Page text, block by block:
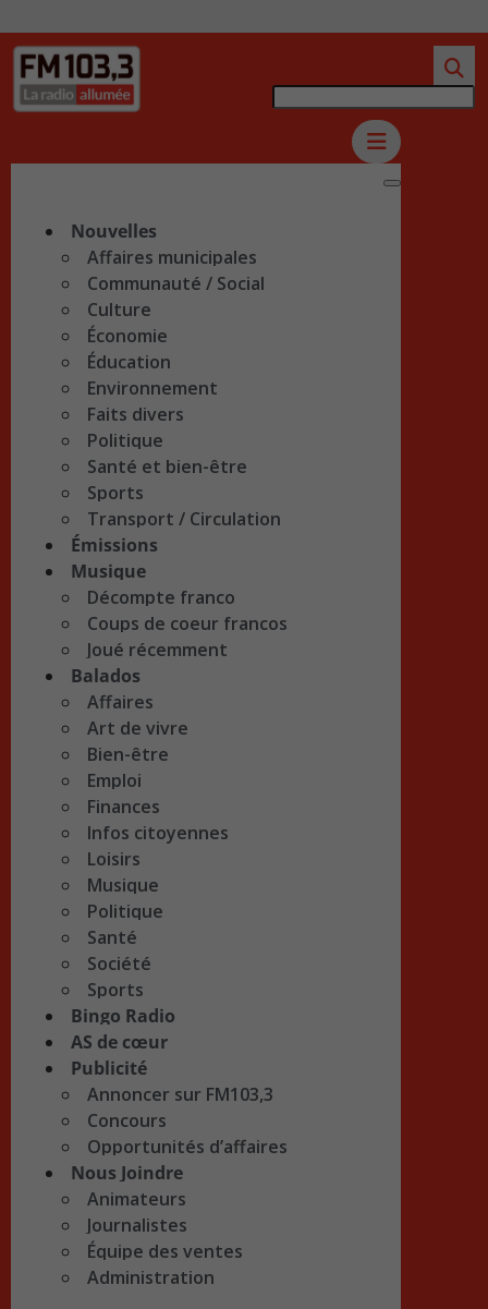
Nouvelles
Affaires municipales
Communauté / Social
Culture
Économie
Éducation
Environnement
Faits divers
Politique
Santé et bien-être
Sports
Transport / Circulation
Émissions
Musique
Décompte franco
Coups de coeur francos
Joué récemment
Balados
Affaires
Art de vivre
Bien-être
Emploi
Finances
Infos citoyennes
Loisirs
Musique
Politique
Santé
Société
Sports
Bingo Radio
AS de cœur
Publicité
Annoncer sur FM103,3
Concours
Opportunités d’affaires
Nous Joindre
Animateurs
Journalistes
Équipe des ventes
Administration